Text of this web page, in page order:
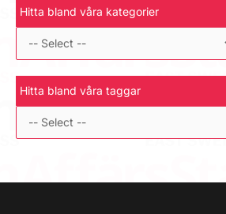
Hitta bland våra kategorier
Hitta bland våra taggar